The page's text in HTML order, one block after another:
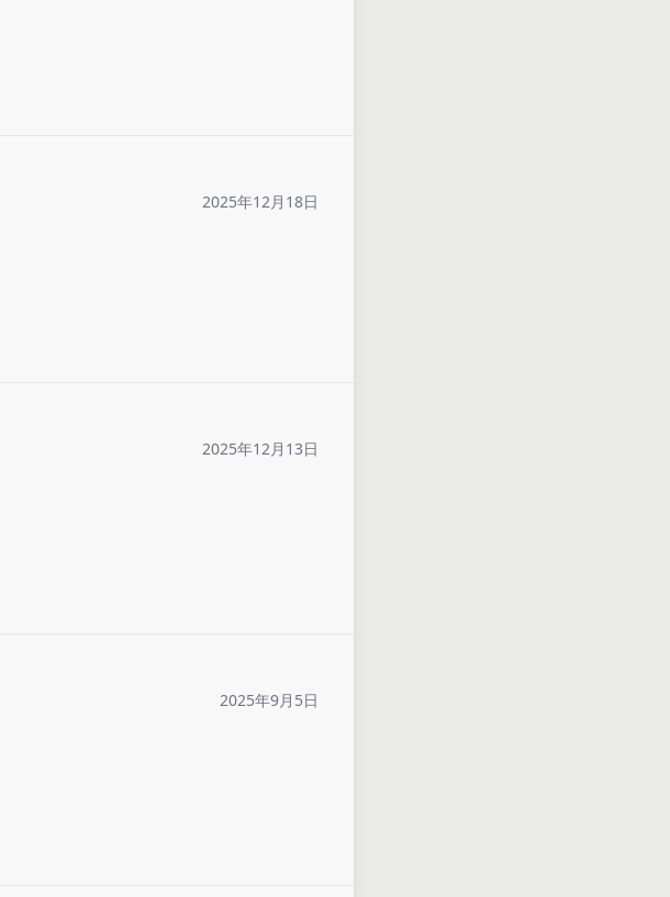
2025年12月18日
2025年12月13日
2025年9月5日